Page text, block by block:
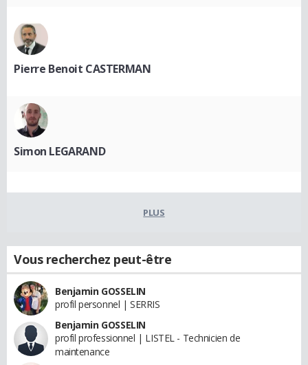
Pierre Benoit CASTERMAN
Simon LEGARAND
PLUS
Vous recherchez peut-être
Benjamin GOSSELIN
profil personnel | SERRIS
Benjamin GOSSELIN
profil professionnel | LISTEL - Technicien de
maintenance